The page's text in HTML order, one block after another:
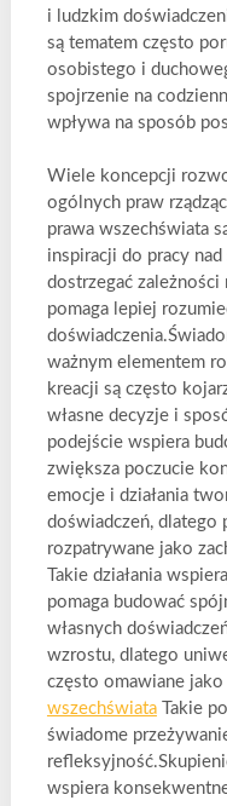
i ludzkim
są tematem często
osobistego i
spojrzenie na
wpływa na sposób
Wiele koncepcji
ogólnych praw
prawa wszechświata
inspiracji do pracy
dostrzegać zależności
pomaga lepiej
ważnym elementem
kreacji są często
własne decyzje i
podejście wspiera
zwiększa poczucie
emocje i działania
doświadczeń, dlatego
rozpatrywane jako
Takie działania
pomaga budować
własnych
wzrostu, dlatego
często omawiane
wszechświataTakie
świadome
wspiera